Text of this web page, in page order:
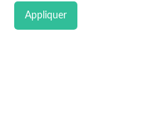
Appliquer